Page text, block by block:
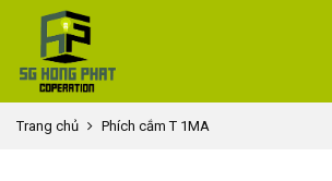
Trang chủ Phích cắm T 1MA